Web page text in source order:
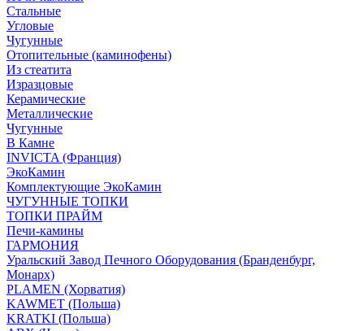
Стальные
Угловые
Чугунные
Отопительные (каминофены)
Из стеатита
Изразцовые
Керамические
Металлические
Чугунные
В Камне
INVICTA (Франция)
ЭкоКамин
Комплектующие ЭкоКамин
ЧУГУННЫЕ ТОПКИ
ТОПКИ ПРАЙМ
Печи-камины
ГАРМОНИЯ
Уральский Завод Печного Оборудования (Бранденбург,
Монарх)
PLAMEN (Хорватия)
KAWMET (Польша)
KRATKI (Польша)